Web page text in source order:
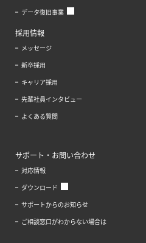
データ復旧事業
採用情報
メッセージ
新卒採用
キャリア採用
先輩社員インタビュー
よくある質問
サポート・お問い合わせ
対応情報
ダウンロード
サポートからのお知らせ
ご相談窓口がわからない場合は